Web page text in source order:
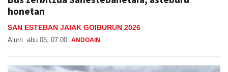
honetan
SAN ESTEBAN JAIAK GOIBURUN 2026
Aiurri abu 05, 07:00 ANDOAIN